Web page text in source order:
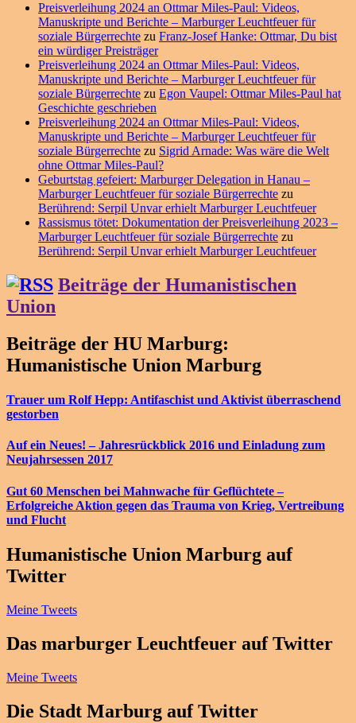
Preisverleihung 2024 an Ottmar Miles-Paul: Videos,
Manuskripte und Berichte – Marburger Leuchtfeuer für
soziale Bürgerrechte zu Franz-Josef Hanke: Ottmar, Du bist
ein würdiger Preisträger
Preisverleihung 2024 an Ottmar Miles-Paul: Videos,
Manuskripte und Berichte – Marburger Leuchtfeuer für
soziale Bürgerrechte zu Egon Vaupel: Ottmar Miles-Paul hat
Geschichte geschrieben
Preisverleihung 2024 an Ottmar Miles-Paul: Videos,
Manuskripte und Berichte – Marburger Leuchtfeuer für
soziale Bürgerrechte zu Sigrid Arnade: Was wäre die Welt
ohne Ottmar Miles-Paul?
Geburtstag gefeiert: Marburger Delegation in Hanau –
Marburger Leuchtfeuer für soziale Bürgerrechte zu
Berührend: Serpil Unvar erhielt Marburger Leuchtfeuer
Rassismus tötet: Dokumentation der Preisverleihung 2023 –
Marburger Leuchtfeuer für soziale Bürgerrechte zu
Berührend: Serpil Unvar erhielt Marburger Leuchtfeuer
Beiträge der Humanistischen
Union
Beiträge der HU Marburg:
Humanistische Union Marburg
Trauer um Rolf Hepp: Antifaschist und Aktivist überraschend
gestorben
Auf ein Neues! – Jahresrückblick 2016 und Einladung zum
Neujahrsessen 2017
Gut 60 Menschen bei Mahnwache für Geflüchtete –
Erfolgreiche Aktion gegen das Trauma von Krieg, Vertreibung
und Flucht
Humanistische Union Marburg auf
Twitter
Meine Tweets
Das marburger Leuchtfeuer auf Twitter
Meine Tweets
Die Stadt Marburg auf Twitter